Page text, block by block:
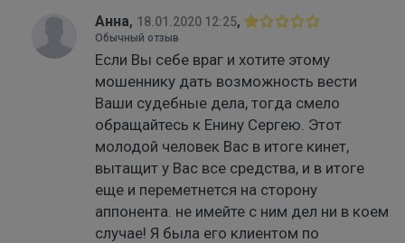
Анна, 18.01.2020 12:25,
Обычный отзыв
Если Вы себе враг и хотите этому
мошеннику дать возможность вести
Ваши судебные дела, тогда смело
обращайтесь к Енину Сергею. Этот
молодой человек Вас в итоге кинет,
вытащит у Вас все средства, и в итоге
еще и переметнется на сторону
аппонента. не имейте с ним дел ни в коем
случае! Я была его клиентом по